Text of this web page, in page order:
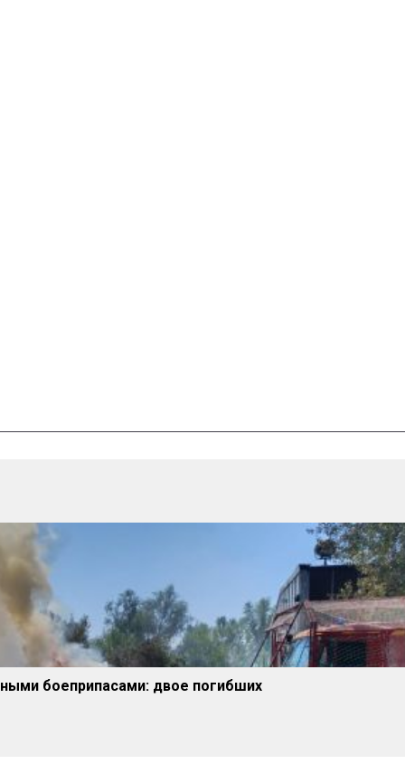
боеприпасами: двое погибших